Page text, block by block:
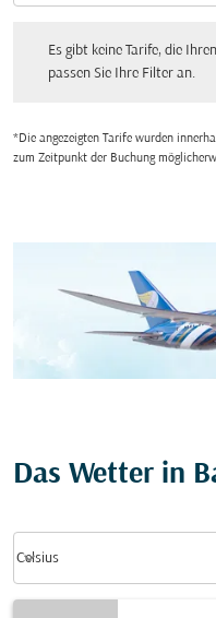
Es gibt keine Tarife, die
passen Sie Ihre Filter an.
*Die angezeigten Tarife wurden
zum Zeitpunkt der Buchung
Das Wetter in
Celsius
keyboard_arrow_down